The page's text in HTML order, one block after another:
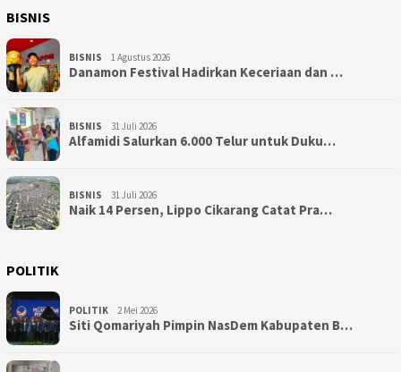
BISNIS
BISNIS 1 Agustus 2026
Danamon Festival Hadirkan Keceriaan dan …
BISNIS 31 Juli 2026
Alfamidi Salurkan 6.000 Telur untuk Duku…
BISNIS 31 Juli 2026
Naik 14 Persen, Lippo Cikarang Catat Pra…
POLITIK
POLITIK 2 Mei 2026
Siti Qomariyah Pimpin NasDem Kabupaten B…